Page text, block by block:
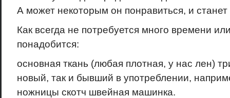
А может некоторым он понравиться, и
Как всегда не потребуется много времени
понадобится:
основная ткань (любая плотная, у нас лен)
новый, так и бывший в употреблении,
ножницы скотч швейная машинка.